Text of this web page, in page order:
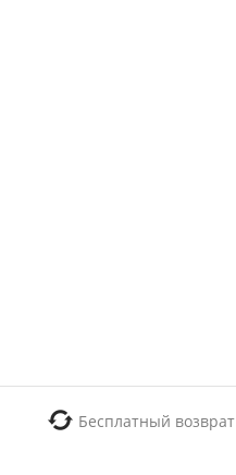
Бесплатный возврат